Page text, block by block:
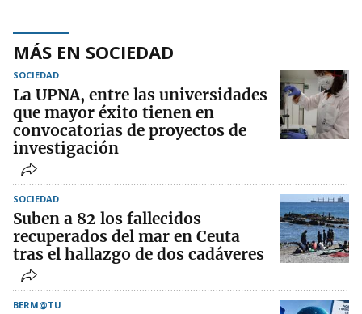
MÁS EN SOCIEDAD
SOCIEDAD
La UPNA, entre las universidades
que mayor éxito tienen en
convocatorias de proyectos de
investigación
SOCIEDAD
Suben a 82 los fallecidos
recuperados del mar en Ceuta
tras el hallazgo de dos cadáveres
BERM@TU